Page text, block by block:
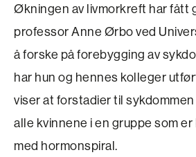
Økningen av livmorkreft har fått
professor Anne Ørbo ved
å forske på forebygging av
har hun og hennes kolleger
viser at for­stadier til
alle kvinnene i en gruppe som
med hormonspiral.